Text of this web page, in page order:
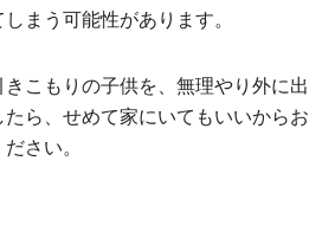
まう可能性があります。
こもりの子供を、無理やり外に出
ら、せめて家にいてもいいからお
さい。